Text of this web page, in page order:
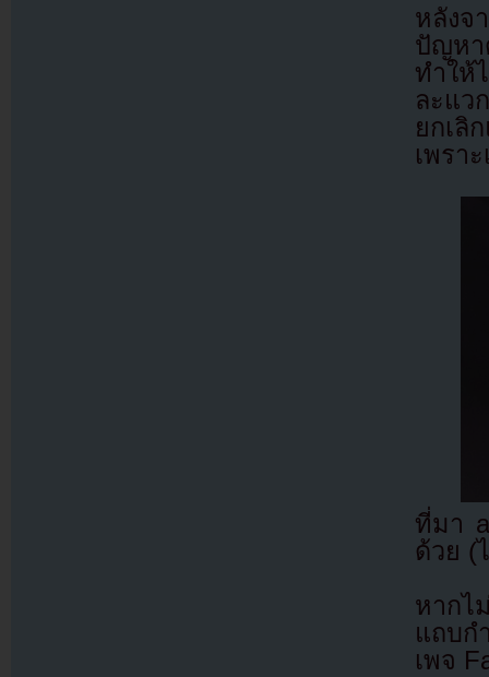
หลัง
ปัญหา
ทำให้
ละแว
ยกเลิ
เพรา
ที่มา
ด้วย (
หากไ
แถบก
เพจ